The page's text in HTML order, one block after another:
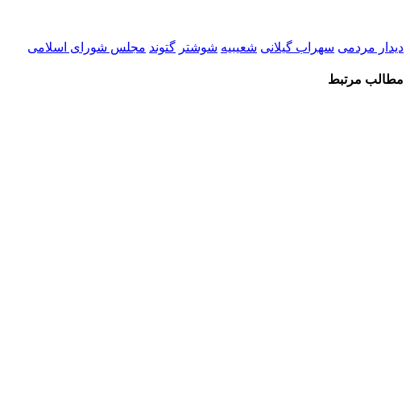
دیدار مردمی سهراب گیلانی شعیبیه شوشتر گتوند مجلس شورای اسلامی
مطالب مرتبط